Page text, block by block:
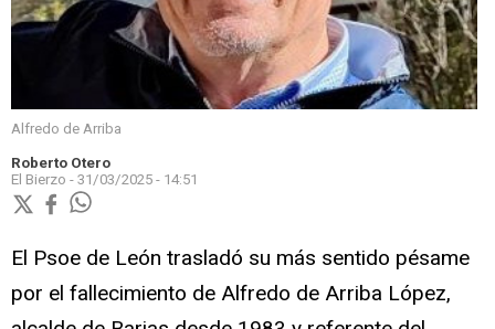
Alfredo de Arriba
Roberto Otero
El Bierzo - 31/03/2025 - 14:51
El Psoe de León trasladó su más sentido pésame
por el fallecimiento de Alfredo de Arriba López,